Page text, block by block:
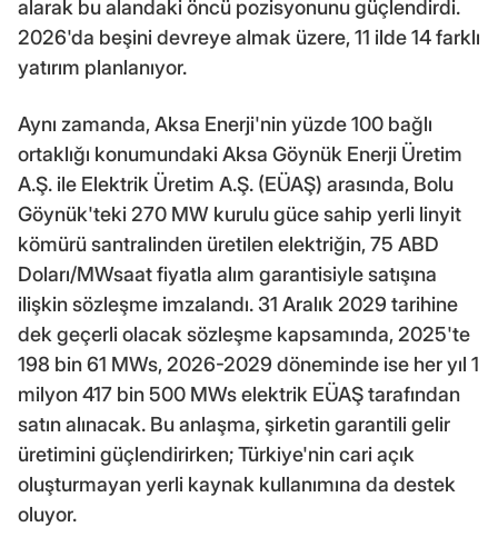
alarak bu alandaki öncü pozisyonunu güçlendirdi.
2026'da beşini devreye almak üzere, 11 ilde 14 farklı
yatırım planlanıyor.
Aynı zamanda, Aksa Enerji'nin yüzde 100 bağlı
ortaklığı konumundaki Aksa Göynük Enerji Üretim
A.Ş. ile Elektrik Üretim A.Ş. (EÜAŞ) arasında, Bolu
Göynük'teki 270 MW kurulu güce sahip yerli linyit
kömürü santralinden üretilen elektriğin, 75 ABD
Doları/MWsaat fiyatla alım garantisiyle satışına
ilişkin sözleşme imzalandı. 31 Aralık 2029 tarihine
dek geçerli olacak sözleşme kapsamında, 2025'te
198 bin 61 MWs, 2026-2029 döneminde ise her yıl 1
milyon 417 bin 500 MWs elektrik EÜAŞ tarafından
satın alınacak. Bu anlaşma, şirketin garantili gelir
üretimini güçlendirirken; Türkiye'nin cari açık
oluşturmayan yerli kaynak kullanımına da destek
oluyor.